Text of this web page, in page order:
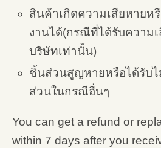
สินค้าเกิดความเสียหายห
งานได้(กรณีที่ได้รับความ
บริษัทเท่านั้น)
ชิ้นส่วนสูญหายหรือได้รับไ
ส่วนในกรณีอื่นๆ
You can get a refund or
within 7 days after you